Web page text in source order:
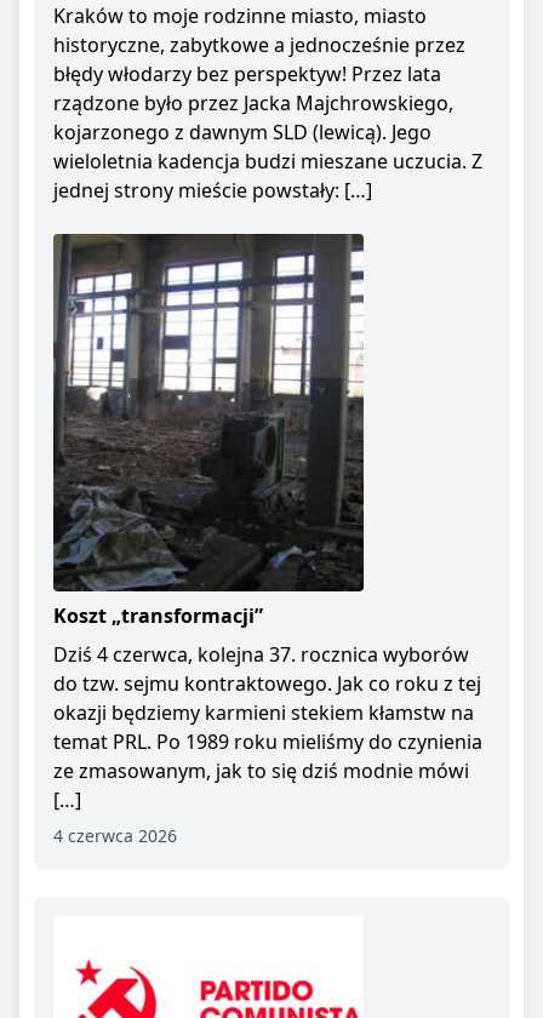
Kraków to moje rodzinne miasto, miasto
historyczne, zabytkowe a jednocześnie przez
błędy włodarzy bez perspektyw! Przez lata
rządzone było przez Jacka Majchrowskiego,
kojarzonego z dawnym SLD (lewicą). Jego
wieloletnia kadencja budzi mieszane uczucia. Z
jednej strony mieście powstały: […]
Koszt „transformacji”
Dziś 4 czerwca, kolejna 37. rocznica wyborów
do tzw. sejmu kontraktowego. Jak co roku z tej
okazji będziemy karmieni stekiem kłamstw na
temat PRL. Po 1989 roku mieliśmy do czynienia
ze zmasowanym, jak to się dziś modnie mówi
[…]
4 czerwca 2026